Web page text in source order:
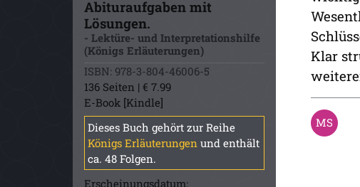
Abituraufgaben mit
Lösungen.
- Lektüre- und Interpretationshilfe
(Königs Erläuterungen)
ISBN: 978-3-804-46006-5
136 Seiten | € 7.99
E-Book [Kindle]
Dieses Buch gehört zur Reihe
Königs Erläuterungen und enthält
ca. 48 Folgen.
Erscheinungsdatum:
Klar